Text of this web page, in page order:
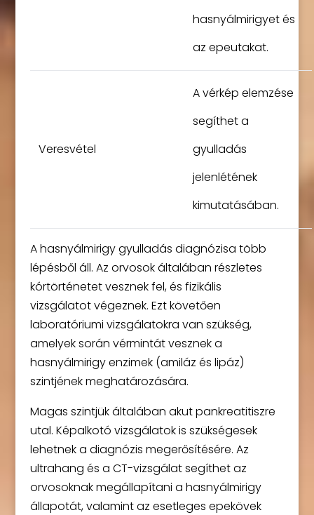
hasnyálmirigyet és
az epeutakat.
Veresvétel
A vérkép elemzése
segíthet a
gyulladás
jelenlétének
kimutatásában.
A hasnyálmirigy gyulladás diagnózisa több
lépésből áll. Az orvosok általában részletes
kórtörténetet vesznek fel, és fizikális
vizsgálatot végeznek. Ezt követően
laboratóriumi vizsgálatokra van szükség,
amelyek során vérmintát vesznek a
hasnyálmirigy enzimek (amiláz és lipáz)
szintjének meghatározására.
Magas szintjük általában akut pankreatitiszre
utal. Képalkotó vizsgálatok is szükségesek
lehetnek a diagnózis megerősítésére. Az
ultrahang és a CT-vizsgálat segíthet az
orvosoknak megállapítani a hasnyálmirigy
állapotát, valamint az esetleges epekövek